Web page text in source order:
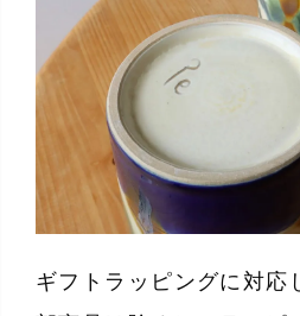
ギフトラッピングに対